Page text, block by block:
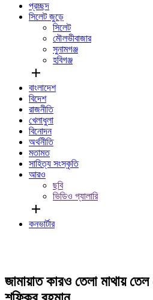
প্রচ্ছদ
সিলেট জুড়ে
সিলেট
মৌলভীবাজার
সুনামগঞ্জ
হবিগঞ্জ
add
বাংলাদেশ
বিদেশ
রাজনীতি
খেলাধুলা
বিনোদন
অর্থনীতি
মতামত
সাহিত্য সংস্কৃতি
আরও
ছবি
ভিডিও গ্যালারি
add
কনভার্টার
জামায়াত কারও তেলা মাথায় তেল